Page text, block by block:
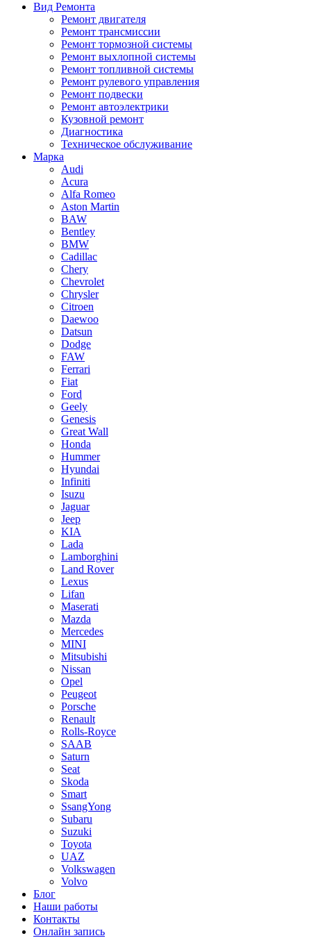
Вид Ремонта
Ремонт двигателя
Ремонт трансмиссии
Ремонт тормозной системы
Ремонт выхлопной системы
Ремонт топливной системы
Ремонт рулевого управления
Ремонт подвески
Ремонт автоэлектрики
Кузовной ремонт
Диагностика
Техническое обслуживание
Марка
Audi
Acura
Alfa Romeo
Aston Martin
BAW
Bentley
BMW
Cadillac
Chery
Chevrolet
Chrysler
Citroen
Daewoo
Datsun
Dodge
FAW
Ferrari
Fiat
Ford
Geely
Genesis
Great Wall
Honda
Hummer
Hyundai
Infiniti
Isuzu
Jaguar
Jeep
KIA
Lada
Lamborghini
Land Rover
Lexus
Lifan
Maserati
Mazda
Mercedes
MINI
Mitsubishi
Nissan
Opel
Peugeot
Porsche
Renault
Rolls-Royce
SAAB
Saturn
Seat
Skoda
Smart
SsangYong
Subaru
Suzuki
Toyota
UAZ
Volkswagen
Volvo
Блог
Наши работы
Контакты
Онлайн запись